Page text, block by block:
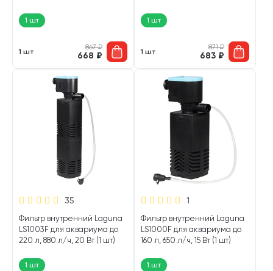
1 шт
1 шт
867₽
668 ₽
1 шт
1 шт
871₽
683 ₽
35
Фильтр внутренний Laguna
LS1003F для аквариума до
220 л, 880 л/ч, 20 Вт (1 шт)
1 шт
1
Фильтр внутренний Laguna
LS1000F для аквариума до
160 л, 650 л/ч, 15 Вт (1 шт)
1 шт